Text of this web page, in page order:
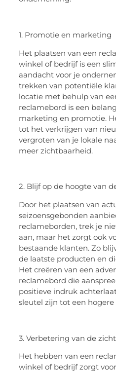
1. Promotie en marketing
Het plaatsen van een
winkel of bedrijf is een
aandacht voor je
trekken van potentiële
locatie met behulp van
reclamebord is een
marketing en promotie.
tot het verkrijgen van
vergroten van je lokale
meer zichtbaarheid.
2. Blijf op de hoogte van
Door het plaatsen van
seizoensgebonden
reclameborden, trek je
aan, maar het zorgt ook
bestaande klanten. Zo
de laatste producten en
Het creëren van een
reclamebord die
positieve indruk
sleutel zijn tot een hogere
3. Verbetering van de
Het hebben van een
winkel of bedrijf zorgt